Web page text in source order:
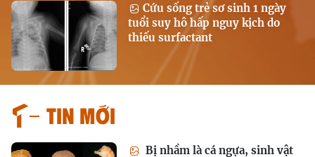
Cứu sống trẻ sơ sinh 1 ngày
tuổi suy hô hấp nguy kịch do
thiếu surfactant
Tin mới
Bị nhầm là cá ngựa, sinh vật